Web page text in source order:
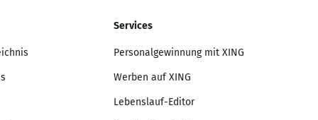
Services
Personalgewinnung mit XING
Werben auf XING
Lebenslauf-Editor